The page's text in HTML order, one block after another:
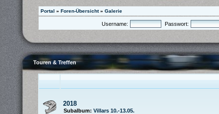
Portal » Foren-Übersicht» Galerie
Username: Passwort:
Touren & Treffen
2018
Subalbum: Villars 10.-13.05.